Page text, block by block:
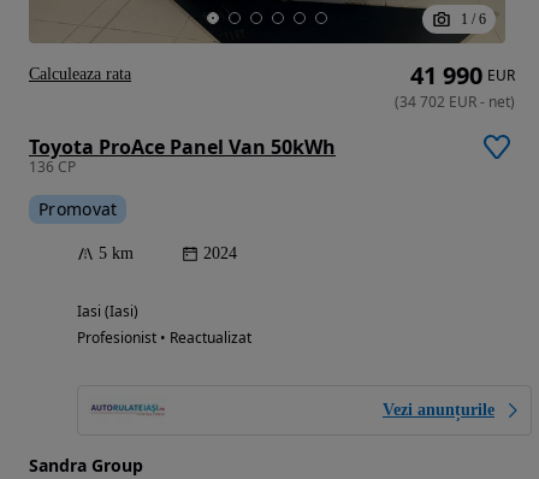
1 / 6
Toyota ProAce Panel Van 50kWh
136 CP
Promovat
5 km 2024
Iasi (Iasi)
Profesionist • Reactualizat
Vezi anunțurile
Sandra Group
41 990 EUR
(34 702 EUR- net)
Calculeaza rata